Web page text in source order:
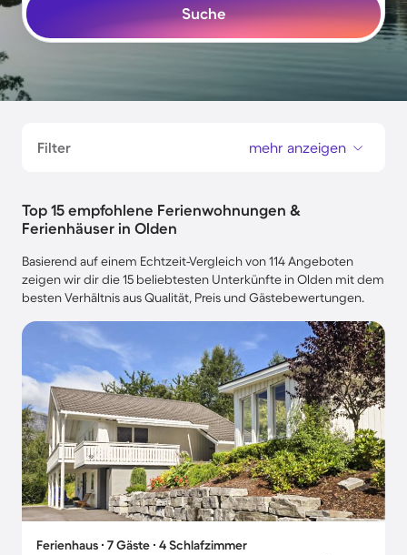
Suche
Filter mehr anzeigen
Top 15 empfohlene Ferienwohnungen &
Ferienhäuser in Olden
Basierend auf einem Echtzeit-Vergleich von 114 Angeboten
zeigen wir dir die 15 beliebtesten Unterkünfte in Olden mit dem
besten Verhältnis aus Qualität, Preis und Gästebewertungen.
Ferienhaus ∙ 7 Gäste ∙ 4 Schlafzimmer